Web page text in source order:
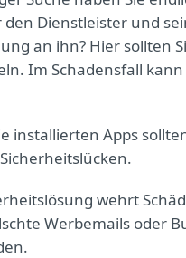
Dienstleister und
an ihn? Hier sollten
Im Schadensfall
installierten Apps
wehrt
Werbemails oder